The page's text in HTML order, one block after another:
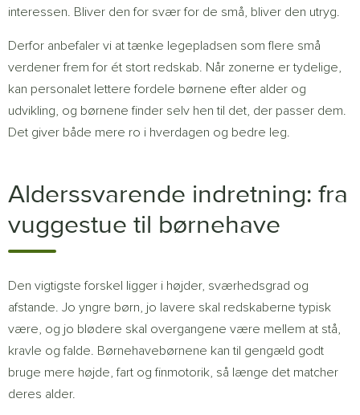
interessen. Bliver den for svær for de små, bliver den utryg.
Derfor anbefaler vi at tænke legepladsen som flere små
verdener frem for ét stort redskab. Når zonerne er tydelige,
kan personalet lettere fordele børnene efter alder og
udvikling, og børnene finder selv hen til det, der passer dem.
Det giver både mere ro i hverdagen og bedre leg.
Alderssvarende indretning: fra
vuggestue til børnehave
Den vigtigste forskel ligger i højder, sværhedsgrad og
afstande. Jo yngre børn, jo lavere skal redskaberne typisk
være, og jo blødere skal overgangene være mellem at stå,
kravle og falde. Børnehavebørnene kan til gengæld godt
bruge mere højde, fart og finmotorik, så længe det matcher
deres alder.